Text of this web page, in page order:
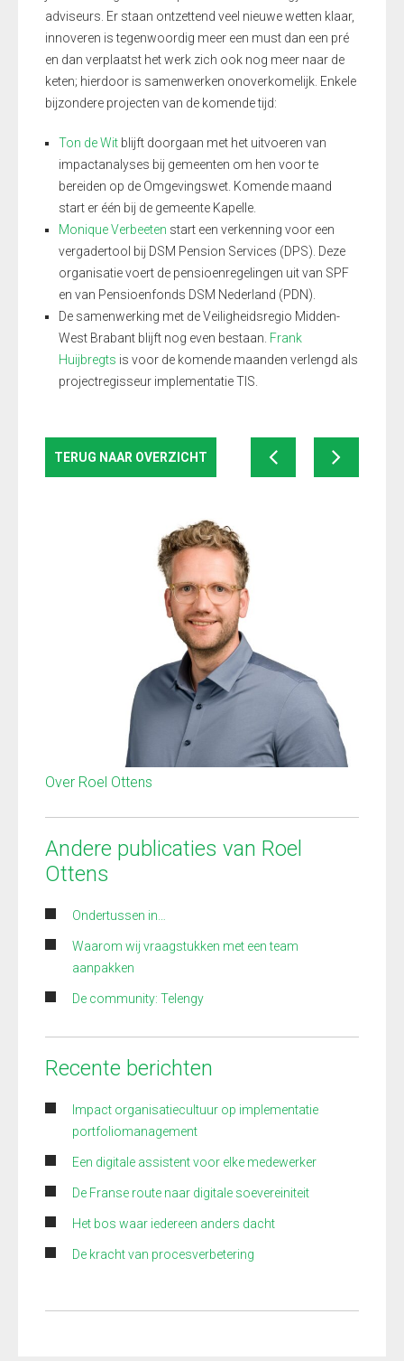
adviseurs. Er staan ontzettend veel nieuwe wetten klaar,
innoveren is tegenwoordig meer een must dan een pré
en dan verplaatst het werk zich ook nog meer naar de
keten; hierdoor is samenwerken onoverkomelijk. Enkele
bijzondere projecten van de komende tijd:
Ton de Wit blijft doorgaan met het uitvoeren van
impactanalyses bij gemeenten om hen voor te
bereiden op de Omgevingswet. Komende maand
start er één bij de gemeente Kapelle.
Monique Verbeeten start een verkenning voor een
vergadertool bij DSM Pension Services (DPS). Deze
organisatie voert de pensioenregelingen uit van SPF
en van Pensioenfonds DSM Nederland (PDN).
De samenwerking met de Veiligheidsregio Midden-
West Brabant blijft nog even bestaan. Frank
Huijbregts is voor de komende maanden verlengd als
projectregisseur implementatie TIS.
TERUG NAAR OVERZICHT
Over Roel Ottens
Andere publicaties van Roel
Ottens
Ondertussen in…
Waarom wij vraagstukken met een team
aanpakken
De community: Telengy
Recente berichten
Impact organisatiecultuur op implementatie
portfoliomanagement
Een digitale assistent voor elke medewerker
De Franse route naar digitale soevereiniteit
Het bos waar iedereen anders dacht
De kracht van procesverbetering